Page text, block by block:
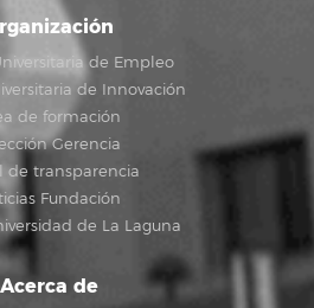
de Empleo
de Innovación
de formación
Gerencia
de transparencia
Fundación
de La Laguna
Acerca de